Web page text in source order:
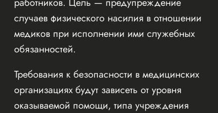
случаев физического насилия в отношении
медиков при исполнении ими служебных
обязанностей.
Требования к безопасности в медицинских
организациях будут зависеть от уровня
оказываемой помощи, типа учреждения